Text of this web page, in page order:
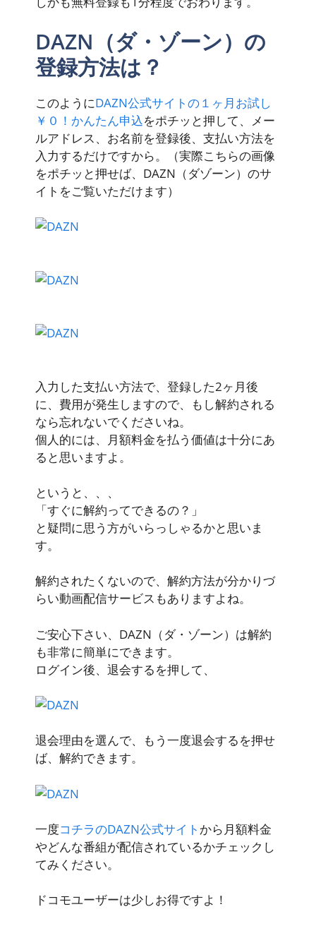
DAZN（ダ・ゾーン）の
登録方法は？
このようにDAZN公式サイトの１ヶ月お試し
￥０！かんたん申込をポチッと押して、メー
ルアドレス、お名前を登録後、支払い方法を
入力するだけですから。（実際こちらの画像
をポチッと押せば、DAZN（ダゾーン）のサ
イトをご覧いただけます）
入力した支払い方法で、登録した2ヶ月後
に、費用が発生しますので、もし解約される
なら忘れないでくださいね。
個人的には、月額料金を払う価値は十分にあ
ると思いますよ。
というと、、、
「すぐに解約ってできるの？」
と疑問に思う方がいらっしゃるかと思いま
す。
解約されたくないので、解約方法が分かりづ
らい動画配信サービスもありますよね。
ご安心下さい、DAZN（ダ・ゾーン）は解約
も非常に簡単にできます。
ログイン後、退会するを押して、
退会理由を選んで、もう一度退会するを押せ
ば、解約できます。
一度コチラのDAZN公式サイト から月額料金
やどんな番組が配信されているかチェックし
てみください。
ドコモユーザーは少しお得ですよ！